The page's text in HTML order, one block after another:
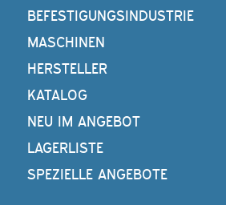
BEFESTIGUNGSINDUSTRIE
MASCHINEN
HERSTELLER
KATALOG
NEU IM ANGEBOT
LAGERLISTE
SPEZIELLE ANGEBOTE